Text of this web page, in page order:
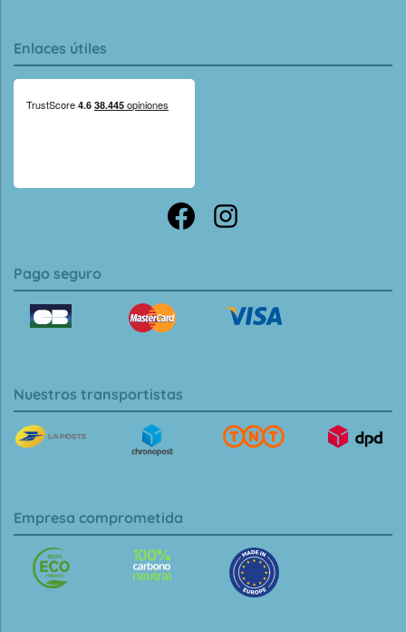
Enlaces útiles
Pago seguro
Nuestros transportistas
Empresa comprometida